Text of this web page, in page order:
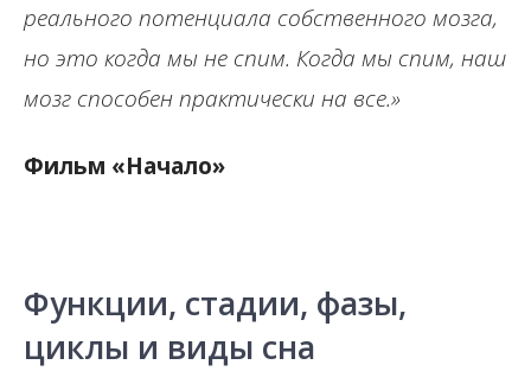
реального потенциала собственного мозга,
но это когда мы не спим. Когда мы спим, наш
мозг способен практически на все.»
Фильм «Начало»
Функции, стадии, фазы,
циклы и виды сна